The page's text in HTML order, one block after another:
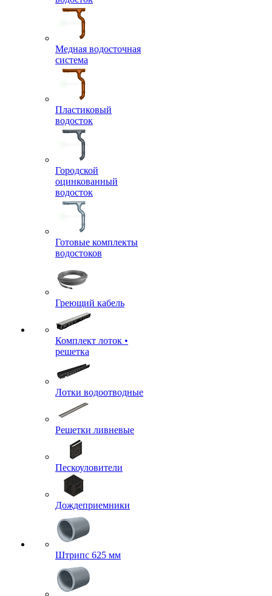
Медная водосточная
система
Пластиковый
водосток
Городской
оцинкованный
водосток
Готовые комплекты
водостоков
Греющий кабель
Комплект лоток •
решетка
Лотки водоотводные
Решетки ливневые
Пескоуловители
Дождеприемники
Штрипс 625 мм